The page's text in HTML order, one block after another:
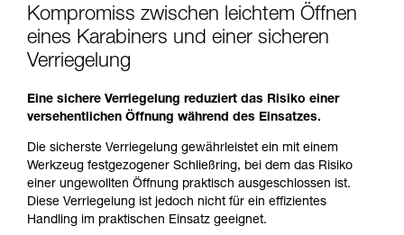
Kompromiss zwischen leichtem Öffnen
eines Karabiners und einer sicheren
Verriegelung
Eine sichere Verriegelung reduziert das Risiko einer
versehentlichen Öffnung während des Einsatzes.
Die sicherste Verriegelung gewährleistet ein mit einem
Werkzeug festgezogener Schließring, bei dem das Risiko
einer ungewollten Öffnung praktisch ausgeschlossen ist.
Diese Verriegelung ist jedoch nicht für ein effizientes
Handling im praktischen Einsatz geeignet.